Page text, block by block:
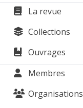
La revue
Collections
Ouvrages
Membres
Organisations